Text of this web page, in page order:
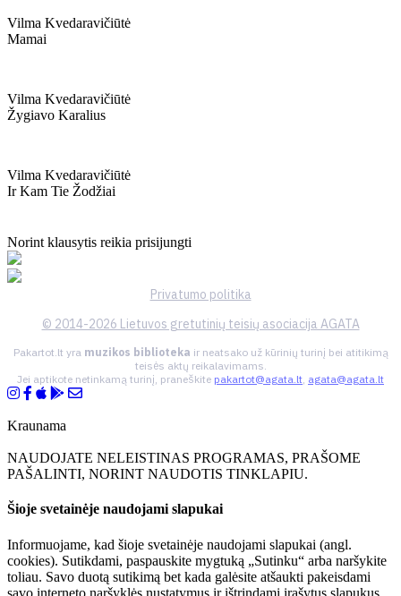
Vilma Kvedaravičiūtė
Mamai
Vilma Kvedaravičiūtė
Žygiavo Karalius
Vilma Kvedaravičiūtė
Ir Kam Tie Žodžiai
Norint klausytis reikia prisijungti
Privatumo politika
© 2014-2026 Lietuvos gretutinių teisių asociacija AGATA
Pakartot.lt yra muzikos biblioteka ir neatsako už kūrinių turinį bei atitikimą
teisės aktų reikalavimams.
Jei aptikote netinkamą turinį, praneškite pakartot@agata.lt, agata@agata.lt
Kraunama
NAUDOJATE NELEISTINAS PROGRAMAS, PRAŠOME
PAŠALINTI, NORINT NAUDOTIS TINKLAPIU.
Šioje svetainėje naudojami slapukai
Informuojame, kad šioje svetainėje naudojami slapukai (angl.
cookies). Sutikdami, paspauskite mygtuką „Sutinku“ arba naršykite
toliau. Savo duotą sutikimą bet kada galėsite atšaukti pakeisdami
savo interneto naršyklės nustatymus ir ištrindami įrašytus slapukus.